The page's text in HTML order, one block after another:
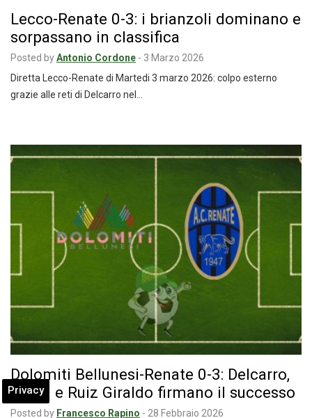
Lecco-Renate 0-3: i brianzoli dominano e
sorpassano in classifica
Posted byAntonio Cordone - 3 Marzo 2026
Diretta Lecco-Renate di Martedi 3 marzo 2026: colpo esterno
grazie alle reti di Delcarro nel…
Dolomiti Bellunesi-Renate 0-3: Delcarro,
Anelli e Ruiz Giraldo firmano il successo
Posted by Francesco Rapino - 28 Febbraio 2026
Privacy